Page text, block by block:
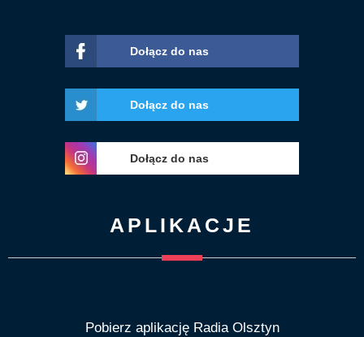
Dołącz do nas
Dołącz do nas
Dołącz do nas
APLIKACJE
Pobierz aplikację Radia Olsztyn